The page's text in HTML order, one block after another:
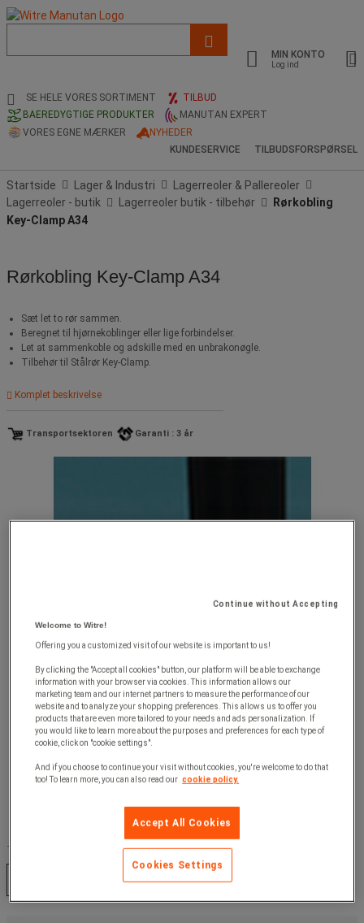
og
søgehistorik
MIN KONTO
Log ind
SE HELE VORES SORTIMENT
TILBUD
BAEREDYGTIGE PRODUKTER
MANUTAN EXPERT
VORES EGNE MÆRKER
NYHEDER
KUNDESERVICE
TILBUDSFORSPØRSEL
Startside Lager & Industri
Lagerreoler & Pallereoler
Lagerreoler - butik
Lagerreoler butik - tilbehør
Rørkobling
Key-Clamp A34
Rørkobling Key-Clamp A34
Sæt let to rør sammen.
Beregnet til hjørnekoblinger eller lige forbindelser.
Let at sammenkoble og adskille med en unbrakonøgle.
Tilbehør til Stålrør Key-Clamp.
Komplet beskrivelse
Transportsektoren Garanti : 3 år
Til rør, mål Ø :
Ø 48 mm
Continue without Accepting
Welcome to Witre!
Offering you a customized visit of our website is important to us!
By clicking the "Accept all cookies" button, our platform will be able to exchange
information with your browser via cookies. This information allows our
marketing team and our internet partners to measure the performance of our
website and to analyze your shopping preferences. This allows us to offer you
products that are even more tailored to your needs and ads personalization. If
you would like to learn more about the purposes and preferences for each type of
cookie, click on "cookie settings".
And if you choose to continue your visit without cookies, you're welcome to do that
too! To learn more, you can also read our cookie policy.
Accept All Cookies
Cookies Settings